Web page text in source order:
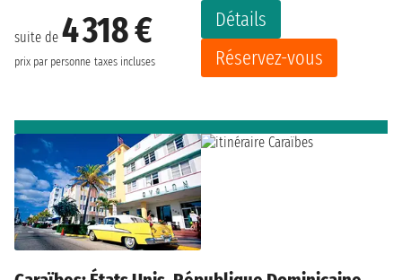
suite de 4 318 €
prix par personne taxes incluses
Détails
Réservez-vous